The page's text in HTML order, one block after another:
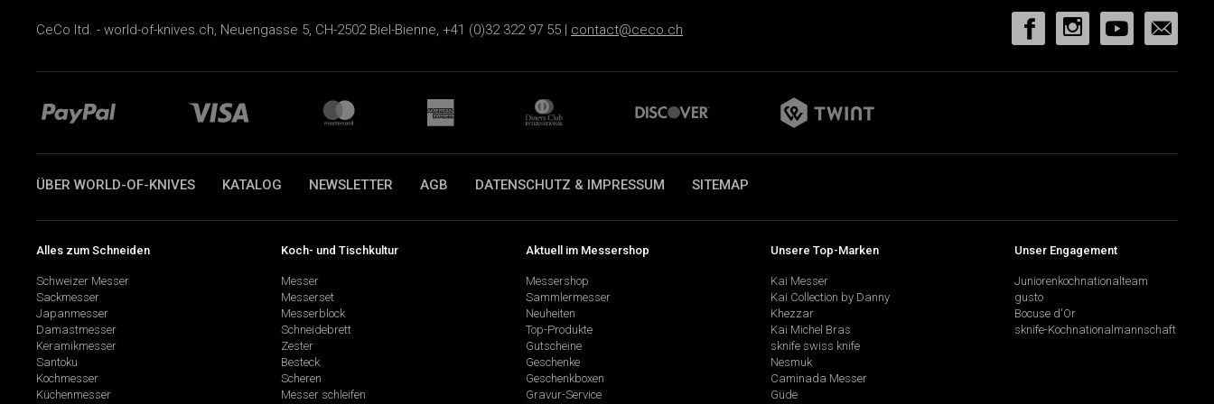
CeCo ltd. - world-of-knives.ch, Neuengasse 5, CH-2502 Biel-Bienne, +41 (0)32 322 97 55 | contact@ceco.ch
ÜBER WORLD-OF-KNIVES KATALOG NEWSLETTER AGB DATENSCHUTZ & IMPRESSUM SITEMAP
Alles zum Schneiden
Schweizer Messer
Sackmesser
Japanmesser
Damastmesser
Keramikmesser
Santoku
Kochmesser
Küchenmesser
Koch- und Tischkultur
Messer
Messerset
Messerblock
Schneidebrett
Zester
Besteck
Scheren
Messer schleifen
Aktuell im Messershop
Messershop
Sammlermesser
Neuheiten
Top-Produkte
Gutscheine
Geschenke
Geschenkboxen
Gravur-Service
Unsere Top-Marken
Kai Messer
Kai Collection by Danny
Khezzar
Kai Michel Bras
sknife swiss knife
Nesmuk
Caminada Messer
Güde
Unser Engagement
Juniorenkochnationalteam
gusto
Bocuse d'Or
sknife-Kochnationalmannschaft